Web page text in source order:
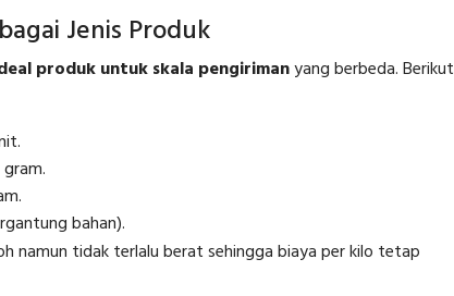
Jenis Produk
produk untuk skala pengirimanyang berbeda. Berikut
bahan).
namun tidak terlalu berat sehingga biaya per kilo tetap